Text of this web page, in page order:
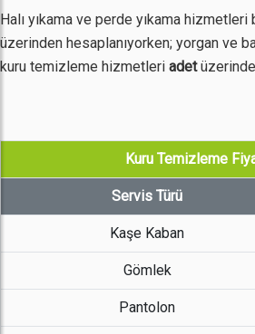
Halı yıkama ve perde yıkama hizmetleri
üzerinden hesaplanıyorken; yorgan ve
kuru temizleme hizmetleri adet
Kuru Temizleme
Servis Türü
Kaşe Kaban
Gömlek
Pantolon